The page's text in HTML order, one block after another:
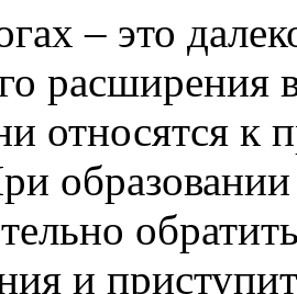
– это
расширения
относятся к
образовании
и